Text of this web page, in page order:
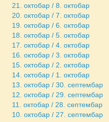
21. октобар / 8. октобар
20. октобар / 7. октобар
19. октобар / 6. октобар
18. октобар / 5. октобар
17. октобар / 4. октобар
16. октобар / 3. октобар
15. октобар / 2. октобар
14. октобар / 1. октобар
13. октобар / 30. септембар
12. октобар / 29. септембар
11. октобар / 28. септембар
10. октобар / 27. септембар